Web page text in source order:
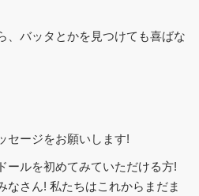
、バッタとかを見つけても喜ばな
ージをお願いします!
ールを初めてみていただける方!
なさん! 私たちはこれからまだま